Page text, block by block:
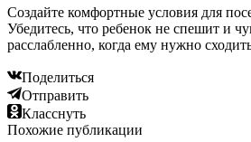
Создайте комфортные условия для
Убедитесь, что ребенок не спешит и
расслабленно, когда ему нужно
Поделиться
Отправить
Класснуть
Похожие публикации